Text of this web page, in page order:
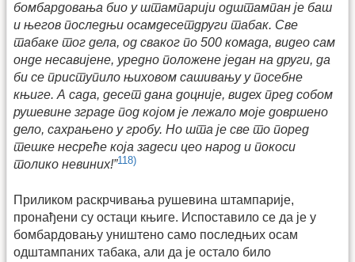
бомбардовања био у штампарији одштампан је баш
и његов последњи осамдесетдруги табак. Све
табаке тог дела, од сваког по 500 комада, видео сам
онде несавијене, уредно положене један на други, да
би се приступило њиховом сашивању у посебне
књиге. А сада, десет дана доцније, видех пред собом
рушевине зграде под којом је лежало моје довршено
дело, сахрањено у гробу. Но шта је све то поред
тешке несреће која задеси цео народ и покоси
толико невиних!”118)
Приликом раскрчивања рушевина штампарије,
пронађени су остаци књиге. Испоставило се да је у
бомбардовању уништено само последњих осам
одштампаних табака, али да је остало било